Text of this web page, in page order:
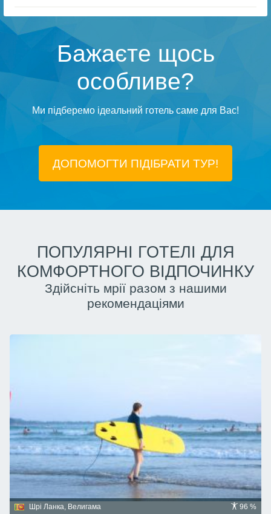
Бажаєте щось
особливе?
Ми підберемо ідеальний готель саме для Вас!
ДОПОМОГТИ ПІДIБРАТИ ТУР!
ПОПУЛЯРНІ ГОТЕЛІ ДЛЯ
КОМФОРТНОГО ВІДПОЧИНКУ
Здійсніть мрії разом з нашими
рекомендаціями
91 %
Домініканська республіка, Пунта Кана